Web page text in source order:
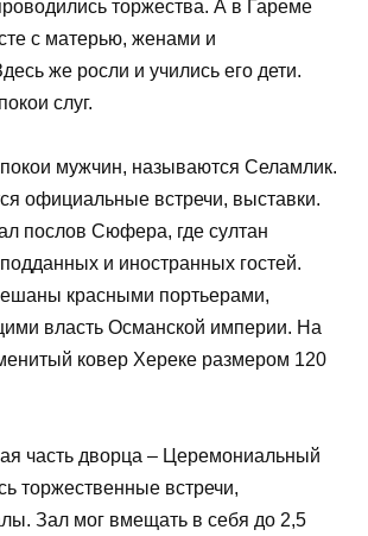
торжества. А в Гареме
с матерью, женами и
же росли и учились его дети.
слуг.
мужчин, называются Селамлик.
официальные встречи, выставки.
послов Сюфера, где султан
и иностранных гостей.
красными портьерами,
власть Османской империи. На
ковер Хереке размером 120
часть дворца – Церемониальный
торжественные встречи,
Зал мог вмещать в себя до 2,5